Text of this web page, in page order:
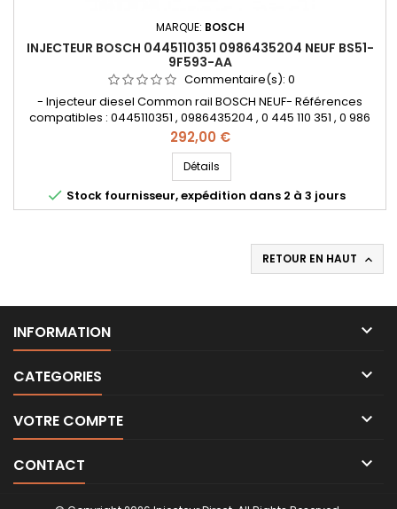
MARQUE: BOSCH
INJECTEUR BOSCH 0445110351 0986435204 NEUF BS51-
9F593-AA
Commentaire(s): 0
- Injecteur diesel Common rail BOSCH NEUF- Références
compatibles : 0445110351 , 0986435204 , 0 445 110 351 , 0 986
435 204 , 1723813 , BS51 9F593 AA , BS51-9F593-AA , 55219886 ,
95517513- Pour motorisation Fiat Lancia 1.3JTD , Opel 1.3CDTI ,
Ford 1.3TDCi Pièce d'origine&nbsp;
Prix
292,00 €
Détails
 Stock fournisseur, expédition dans 2 à 3 jours
RETOUR EN HAUT 
INFORMATION 
CATEGORIES 
VOTRE COMPTE 
CONTACT 